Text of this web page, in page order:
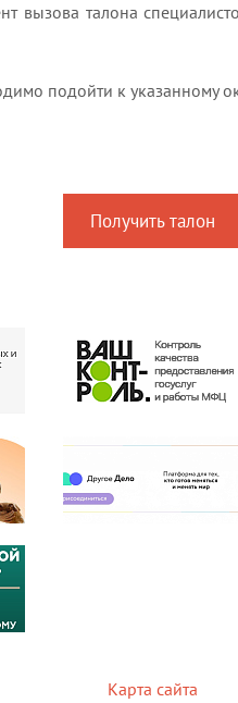
вызова талона
подойти к указанному
Получить талон
Карта сайта